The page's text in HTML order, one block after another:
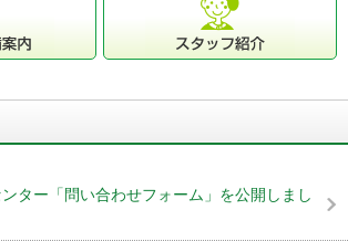
ンター「問い合わせフォーム」を公開しまし